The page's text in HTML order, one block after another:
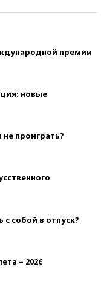
премии
новые
проиграть?
собой в отпуск?
– 2026